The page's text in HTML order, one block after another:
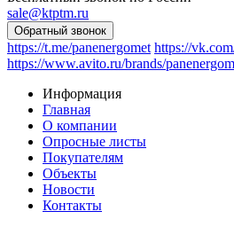
sale@ktptm.ru
https://t.me/panenergomet https://
https://www.avito.ru/brands/
Информация
Главная
О компании
Опросные листы
Покупателям
Объекты
Новости
Контакты